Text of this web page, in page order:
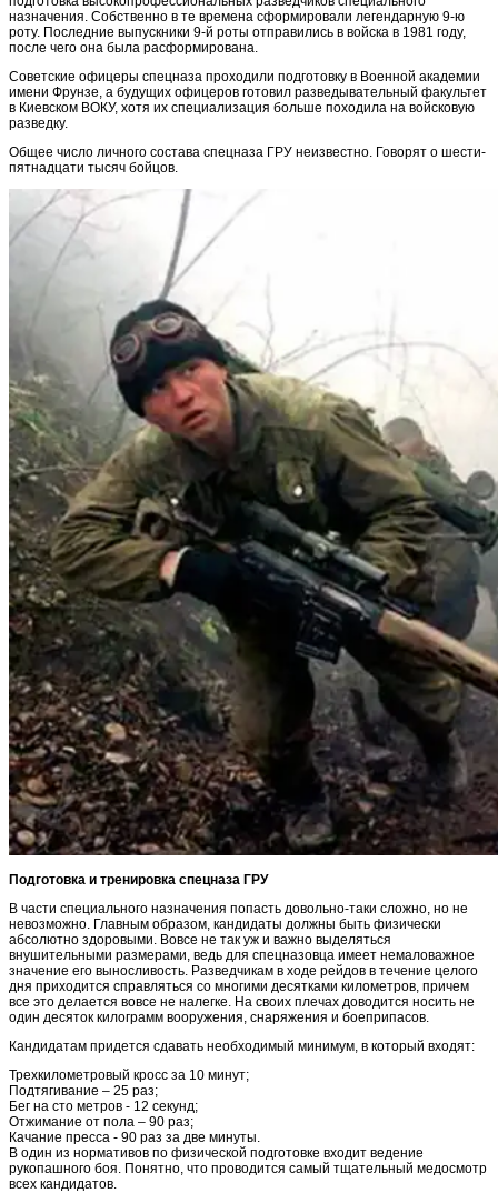
назначения. Собственно в те времена сформировали легендарную 9-ю
роту. Последние выпускники 9-й роты отправились в войска в 1981 году,
после чего она была расформирована.
Советские офицеры спецназа проходили подготовку в Военной академии
имени Фрунзе, а будущих офицеров готовил разведывательный факультет
в Киевском ВОКУ, хотя их специализация больше походила на войсковую
разведку.
Общее число личного состава спецназа ГРУ неизвестно. Говорят о шести-
пятнадцати тысяч бойцов.
Подготовка и тренировка спецназа ГРУ
В части специального назначения попасть довольно-таки сложно, но не
невозможно. Главным образом, кандидаты должны быть физически
абсолютно здоровыми. Вовсе не так уж и важно выделяться
внушительными размерами, ведь для спецназовца имеет немаловажное
значение его выносливость. Разведчикам в ходе рейдов в течение целого
дня приходится справляться со многими десятками километров, причем
все это делается вовсе не налегке. На своих плечах доводится носить не
один десяток килограмм вооружения, снаряжения и боеприпасов.
Кандидатам придется сдавать необходимый минимум, в который входят:
Трехкилометровый кросс за 10 минут;
Подтягивание – 25 раз;
Бег на сто метров - 12 секунд;
Отжимание от пола – 90 раз;
Качание пресса - 90 раз за две минуты.
В один из нормативов по физической подготовке входит ведение
рукопашного боя. Понятно, что проводится самый тщательный медосмотр
всех кандидатов.